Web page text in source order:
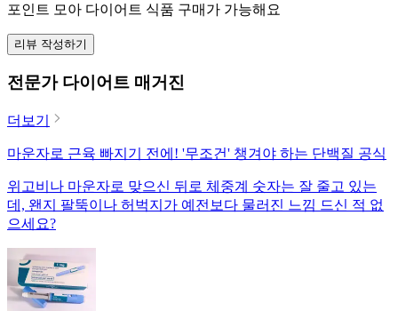
포인트 모아 다이어트 식품 구매가 가능해요
리뷰 작성하기
전문가 다이어트 매거진
더보기
마운자로 근육 빠지기 전에! '무조건' 챙겨야 하는 단백질 공식
위고비나 마운자로 맞으신 뒤로 체중계 숫자는 잘 줄고 있는
데, 왠지 팔뚝이나 허벅지가 예전보다 물러진 느낌 드신 적 없
으세요?